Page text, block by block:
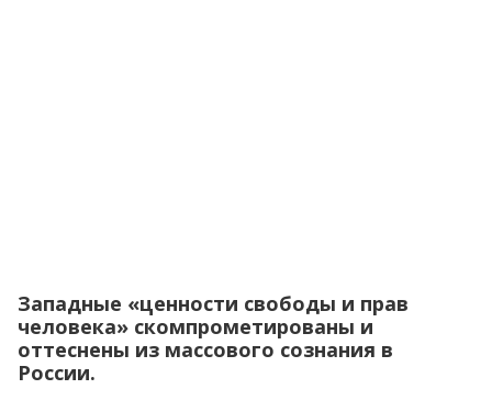
Западные «ценности свободы и прав
человека» скомпрометированы и
оттеснены из массового сознания в
России.